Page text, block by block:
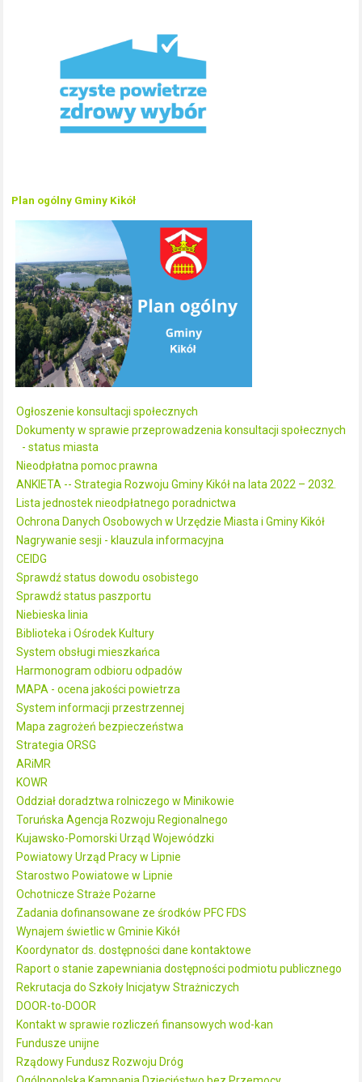
Plan ogólny Gminy Kikół
Ogłoszenie konsultacji społecznych
Dokumenty w sprawie przeprowadzenia konsultacji społecznych
- status miasta
Nieodpłatna pomoc prawna
ANKIETA -- Strategia Rozwoju Gminy Kikół na lata 2022 – 2032.
Lista jednostek nieodpłatnego poradnictwa
Ochrona Danych Osobowych w Urzędzie Miasta i Gminy Kikół
Nagrywanie sesji - klauzula informacyjna
CEIDG
Sprawdź status dowodu osobistego
Sprawdź status paszportu
Niebieska linia
Biblioteka i Ośrodek Kultury
System obsługi mieszkańca
Harmonogram odbioru odpadów
MAPA - ocena jakości powietrza
System informacji przestrzennej
Mapa zagrożeń bezpieczeństwa
Strategia ORSG
ARiMR
KOWR
Oddział doradztwa rolniczego w Minikowie
Toruńska Agencja Rozwoju Regionalnego
Kujawsko-Pomorski Urząd Wojewódzki
Powiatowy Urząd Pracy w Lipnie
Starostwo Powiatowe w Lipnie
Ochotnicze Straże Pożarne
Zadania dofinansowane ze środków PFC FDS
Wynajem świetlic w Gminie Kikół
Koordynator ds. dostępności dane kontaktowe
Raport o stanie zapewniania dostępności podmiotu publicznego
Rekrutacja do Szkoły Inicjatyw Strażniczych
DOOR-to-DOOR
Kontakt w sprawie rozliczeń finansowych wod-kan
Fundusze unijne
Rządowy Fundusz Rozwoju Dróg